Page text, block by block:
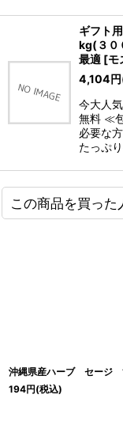
ギフト
kg(３０
最適 [モ
4,104円
今大人
無料 ≪
必要な
たっぷ
この商品を買っ
沖縄県産ハーブ セージ
194円(税込)